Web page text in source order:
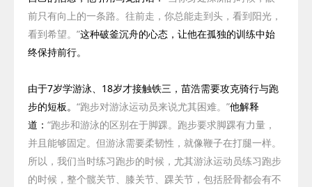
前只有向上的一条路。往前走，你总能走到头，看到阳光，
看到希望。”这种破釜沉舟的心态，让他在孤独的训练中始
终保持前行。
由于7岁学游泳、 18岁才接触铁三，苗浩需要攻克骑行与跑
步的短板。 “跑步对游泳运动员来说尤其困难。”他解释
道： “跑步和游泳的区别在于脚踝。跑步要求脚踝有力量，
并且能够固定。但游泳需要柔韧性，就像鞭子在打腿一样。
所以，我们当时练习跑步的时候，尤其游泳运动员练习跑步
的时候，整个髋关节、膝关节、踝关节，包括胫骨都会有不